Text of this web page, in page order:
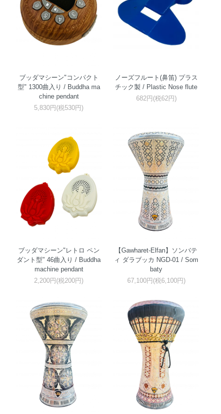
ブッダマシーン"コンパクト
型" 1300曲入り / Buddha ma
chine pendant
5,830円(税530円)
ノーズフルート(鼻笛) プラス
チック製 / Plastic Nose flute
682円(税62円)
ブッダマシーン"レトロ ペン
ダント型" 46曲入り / Buddha
machine pendant
2,200円(税200円)
【Gawharet-Elfan】ソンバテ
ィ ダラブッカ NGD-01 / Som
baty
67,100円(税6,100円)